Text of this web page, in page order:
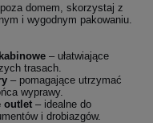
domem, skorzystaj z
i wygodnym pakowaniu.
– ułatwiające
trasach.
– pomagające utrzymać
wyprawy.
outlet – idealne do
i drobiazgów.